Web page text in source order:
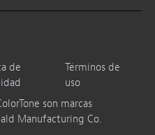
de
Términos de
uso
son marcas
Manufacturing Co.